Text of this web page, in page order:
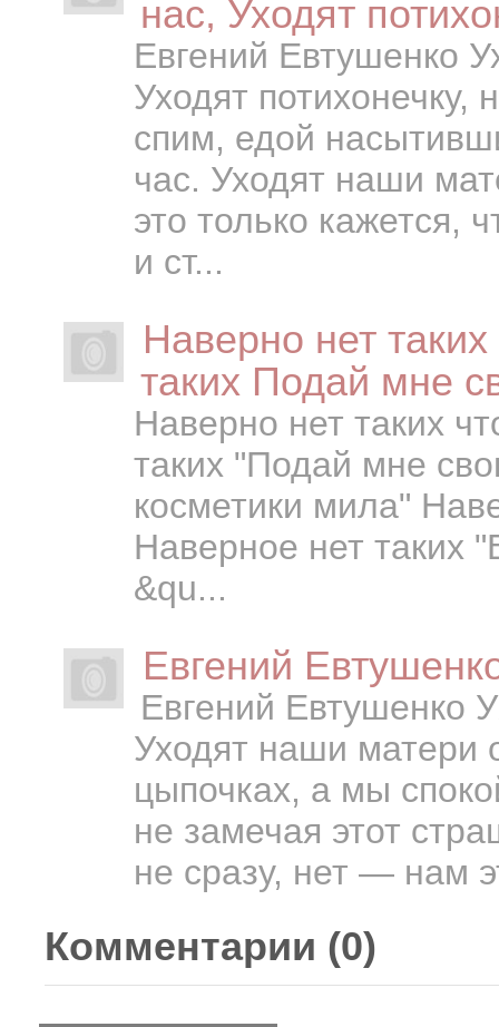
нас, Уходят
Евгений Евтушенко
Уходят
спим, едой
час. Уходят наши
это только кажется,
и ст...
Наверно нет
таких Подай мне
Наверно нет таких
таких "Подай мне
косметики мила"
Наверное нет таких
&qu...
Евгений
Евгений
Уходят наши матери
цыпочках, а мы
не замечая этот
не сразу, нет — нам
Комментарии (0)